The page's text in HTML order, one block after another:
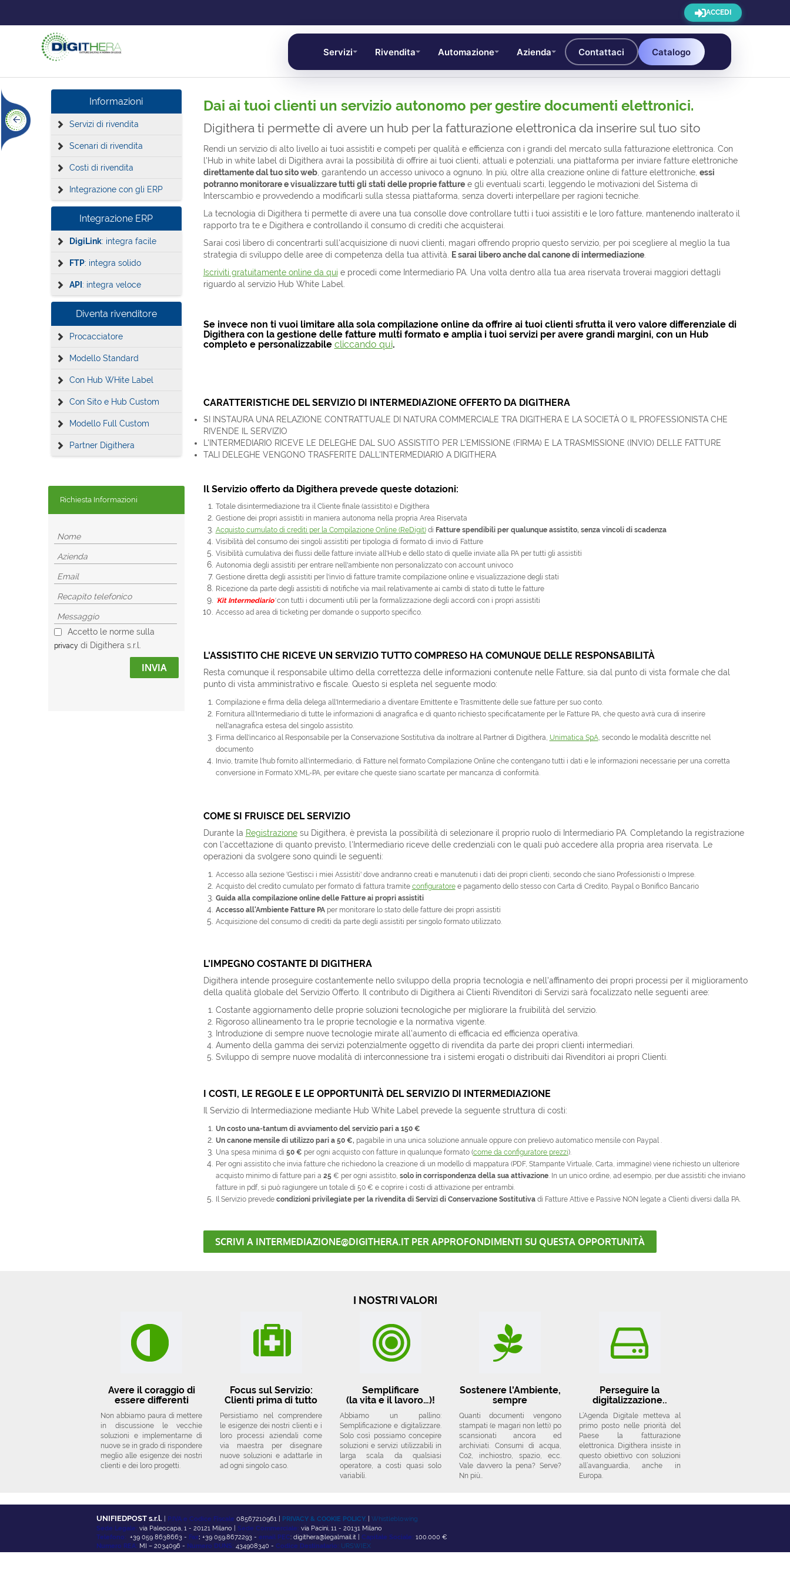
ACCEDI
Servizi Rivendita Automazione Azienda Contattaci Catalogo
Informazioni
Servizi di rivendita
Scenari di rivendita
Costi di rivendita
Integrazione con gli ERP
Integrazione ERP
DigiLink: integra facile
FTP: integra solido
API : integra veloce
Diventa rivenditore
Procacciatore
Modello Standard
Con Hub WHite Label
Con Sito e Hub Custom
Modello Full Custom
Partner Digithera
Richiesta Informazioni
Accetto le norme sulla
privacy di Digithera s.r.l.
INVIA
Dai ai tuoi clienti un servizio autonomo per gestire documenti elettronici.
Digithera ti permette di avere un hub per la fatturazione elettronica da inserire sul tuo sito
Rendi un servizio di alto livello ai tuoi assistiti e competi per qualità e efficienza con i grandi del mercato sulla fatturazione elettronica. Con
l'Hub in white label di Digithera avrai la possibilità di offrire ai tuoi clienti, attuali e potenziali, una piattaforma per inviare fatture elettroniche
direttamente dal tuo sito web, garantendo un accesso univoco a ognuno. In più, oltre alla creazione online di fatture elettroniche, essi
potranno monitorare e visualizzare tutti gli stati delle proprie fatturee gli eventuali scarti, leggendo le motivazioni del Sistema di
Interscambio e provvedendo a modificarli sulla stessa piattaforma, senza doverti interpellare per ragioni tecniche.
La tecnologia di Digithera ti permette di avere una tua consolle dove controllare tutti i tuoi assistiti e le loro fatture, mantenendo inalterato il
rapporto tra te e Digithera e controllando il consumo di crediti che acquisterai.
Sarai così libero di concentrarti sull'acquisizione di nuovi clienti, magari offrendo proprio questo servizio, per poi scegliere al meglio la tua
strategia di sviluppo delle aree di competenza della tua attività.
E sarai libero anche dal canone di intermediazione.
Iscriviti gratuitamente online da qui e procedi come Intermediario PA. Una volta dentro alla tua area riservata troverai maggiori dettagli
riguardo al servizio Hub White Label.
Se invece non ti vuoi limitare alla sola compilazione online da offrire ai tuoi clienti sfrutta il vero valore differenziale di
Digitheracon la gestione delle fatture multi formato e amplia i tuoi servizi per avere grandi margini, con un Hub
completo e personalizzabile cliccando qui.
CARATTERISTICHE DEL SERVIZIO DI INTERMEDIAZIONE OFFERTO DA DIGITHERA
SI INSTAURA UNA RELAZIONE CONTRATTUALE DI NATURA COMMERCIALE TRA DIGITHERA E LA SOCIETÀ O IL PROFESSIONISTA CHE
RIVENDE IL SERVIZIO
L'INTERMEDIARIO RICEVE LE DELEGHE DAL SUO ASSISTITO PER L'EMISSIONE (FIRMA) E LA TRASMISSIONE (INVIO) DELLE FATTURE
TALI DELEGHE VENGONO TRASFERITE DALL'INTERMEDIARIO A DIGITHERA
Il Servizio offerto da Digithera prevede queste dotazioni:
Totale disintermediazione tra il Cliente finale (assistito) e Digithera
Gestione dei propri assistiti in maniera autonoma nella propria Area Riservata
Acquisto cumulato di crediti per la Compilazione Online (ReDigit)di Fatture spendibili per qualunque assistito, senza vincoli di scadenza
Visibilità del consumo dei singoli assistiti per tipologia di formato di invio di Fatture
Visibilità cumulativa dei flussi delle fatture inviate all'Hub e dello stato di quelle inviate alla PA per tutti gli assistiti
Autonomia degli assistiti per entrare nell'ambiente non personalizzato con account univoco
Gestione diretta degli assistiti per l'invio di fatture tramite compilazione online e visualizzazione degli stati
Ricezione da parte degli assistiti di notifiche via mail relativamente ai cambi di stato di tutte le fatture
Kit Intermediario'con tutti i documenti utili per la formalizzazione degli accordi con i propri assistiti
Accesso ad area di ticketing per domande o supporto specifico.
L'ASSISTITO CHE RICEVE UN SERVIZIO TUTTO COMPRESO HA COMUNQUE DELLE RESPONSABILITÀ
Resta comunque il responsabile ultimo della correttezza delle informazioni contenute nelle Fatture, sia dal punto di vista formale che dal
punto di vista amministrativo e fiscale. Questo si espleta nel seguente modo:
Compilazione e firma della delega all'Intermediario a diventare Emittente e Trasmittente delle sue fatture per suo conto.
Fornitura all'Intermediario di tutte le informazioni di anagrafica e di quanto richiesto specificatamente per le Fatture PA, che questo avrà cura di inserire
nell'anagrafica estesa del singolo assistito.
Firma dell'incarico al Responsabile per la Conservazione Sostitutiva da inoltrare al Partner di Digithera, Unimatica SpA, secondo le modalità descritte nel
documento
Invio, tramite l'hub fornito all'intermediario, di Fatture nel formato Compilazione Online che contengano tutti i dati e le informazioni necessarie per una corretta
conversione in Formato XML-PA, per evitare che queste siano scartate per mancanza di conformità.
COME SI FRUISCE DEL SERVIZIO
Durante la Registrazionesu Digithera, è prevista la possibilità di selezionare il proprio ruolo di Intermediario PA. Completando la registrazione
con l'accettazione di quanto previsto, l'Intermediario riceve delle credenziali con le quali può accedere alla propria area riservata. Le
operazioni da svolgere sono quindi le seguenti:
Accesso alla sezione 'Gestisci i miei Assistiti' dove andranno creati e manutenuti i dati dei propri clienti, secondo che siano Professionisti o Imprese.
Acquisto del credito cumulato per formato di fattura tramite configuratoree pagamento dello stesso con Carta di Credito, Paypal o Bonifico Bancario
Guida alla compilazione online delle Fatture ai propri assistiti
Accesso all'Ambiente Fatture PAper monitorare lo stato delle fatture dei propri assistiti
Acquisizione del consumo di crediti da parte degli assistiti per singolo formato utilizzato.
L'IMPEGNO COSTANTE DI DIGITHERA
Digithera intende proseguire costantemente nello sviluppo della propria tecnologia e nell'affinamento dei propri processi per il miglioramento
della qualità globale del Servizio Offerto. Il contributo di Digithera ai Clienti Rivenditori di Servizi sarà focalizzato nelle seguenti aree:
Costante aggiornamento delle proprie soluzioni tecnologiche per migliorare la fruibilità del servizio.
Rigoroso allineamento tra le proprie tecnologie e la normativa vigente.
Introduzione di sempre nuove tecnologie mirate all'aumento di efficacia ed efficienza operativa.
Aumento della gamma dei servizi potenzialmente oggetto di rivendita da parte dei propri clienti intermediari.
Sviluppo di sempre nuove modalità di interconnessione tra i sistemi erogati o distribuiti dai Rivenditori ai propri Clienti.
I COSTI, LE REGOLE E LE OPPORTUNITÀ DEL SERVIZIO DI INTERMEDIAZIONE
Il Servizio di Intermediazione mediante Hub White Label prevede la seguente struttura di costi:
Un costo una-tantum di avviamento del servizio pari a 150 €
Un canone mensile di utilizzo pari a 50 €, pagabile in una unica soluzione annuale oppure con prelievo automatico mensile con Paypal .
Una spesa minima di 50 € per ogni acquisto con fatture in qualunque formato (come da configuratore prezzi).
Per ogni assistito che invia fatture che richiedono la creazione di un modello di mappatura (PDF, Stampante Virtuale, Carta, immagine) viene richiesto un ulteriore
acquisto minimo di fatture pari a 25€ per ogni assistito, solo in corrispondenza della sua attivazione. In un unico ordine, ad esempio, per due assistiti che inviano
fatture in pdf, si può ragiungere un totale di 50 € e coprire i costi di attivazione per entrambi.
Il Servizio prevede condizioni privilegiate per la rivendita di Servizi di Conservazione Sostitutivadi Fatture Attive e Passive NON legate a Clienti diversi dalla PA.
SCRIVI A INTERMEDIAZIONE@DIGITHERA.IT PER APPROFONDIMENTI SU QUESTA OPPORTUNITÀ
I NOSTRI VALORI
Avere il coraggio di
essere differenti
Non abbiamo paura di mettere
in discussione le vecchie
soluzioni e implementarne di
nuove se in grado di rispondere
meglio alle esigenze dei nostri
clienti e dei loro progetti.
Focus sul Servizio:
Clienti prima di tutto
Persistiamo nel comprendere
le esigenze dei nostri clienti e i
loro processi aziendali come
via maestra per disegnare
nuove soluzioni e adattarle in
ad ogni singolo caso.
Semplificare
(la vita e il lavoro…)!
Abbiamo un pallino:
Semplificazione e digitalizzare.
Solo così possiamo concepire
soluzioni e servizi utilizzabili in
larga scala da qualsiasi
operatore, a costi quasi solo
variabili.
Sostenere l'Ambiente,
sempre
Quanti documenti vengono
stampati (e magari non letti) po
scansionati ancora ed
archiviati. Consumi di acqua,
Co2, inchiostro, spazio, ecc.
Vale davvero la pena? Serve?
Nn più..
Perseguire la
digitalizzazione..
L’Agenda Digitale metteva al
primo posto nelle priorità del
Paese la fatturazione
elettronica. Digithera insiste in
questo obiettivo con soluzioni
all’avanguardia, anche in
Europa.
UNIFIEDPOST s.r.l. P.IVA e Codice Fiscale 08567210961 | PRIVACY & COOKIE POLICY. |Whistleblowing
Sede Legale: via Paleocapa, 1 - 20121 Milano |Sede Commerciale: via Pacini, 11 - 20131 Milano
Telefono: +39 059 8638663 - Fax: +39 059.8672293 -email PEC: digithera@legalmail.it |Capitale Sociale: 100.000 €
Numero REA: MI – 2034096 - Numero DUNS: 434908340 - Codice Destinatario: URSWIEX